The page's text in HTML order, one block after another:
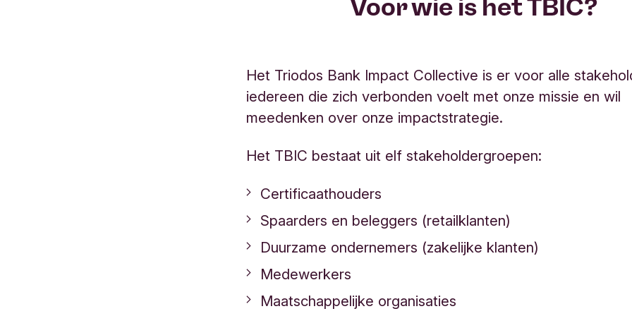
Voor wie is het TBIC?
Het Triodos Bank Impact Collective is er voor alle
iedereen die zich verbonden voelt met onze missie en wil
meedenken over onze impactstrategie.
Het TBIC bestaat uit elf stakeholdergroepen:
Certificaathouders
Spaarders en beleggers (retailklanten)
Duurzame ondernemers (zakelijke klanten)
Medewerkers
Maatschappelijke organisaties